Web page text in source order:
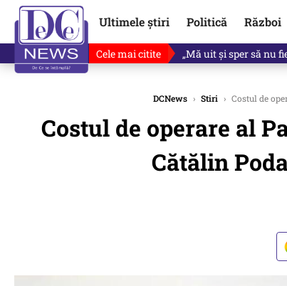
Ultimele știri Politică Război
Cele mai citite Ce se întâmplă cu
DCNews › Stiri › Costul de
Costul de operare al
Cătălin